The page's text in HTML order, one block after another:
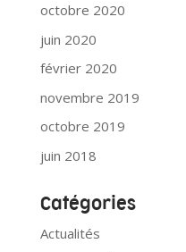
octobre 2020
juin 2020
février 2020
novembre 2019
octobre 2019
juin 2018
Catégories
Actualités